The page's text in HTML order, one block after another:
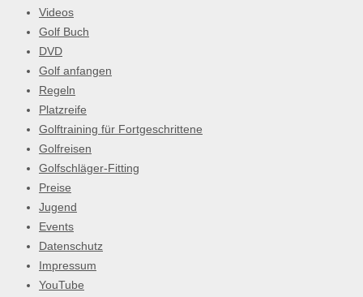
Videos
Golf Buch
DVD
Golf anfangen
Regeln
Platzreife
Golftraining für Fortgeschrittene
Golfreisen
Golfschläger-Fitting
Preise
Jugend
Events
Datenschutz
Impressum
YouTube